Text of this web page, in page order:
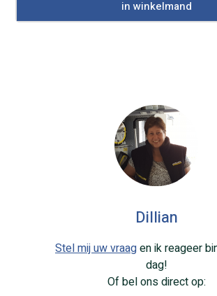
in winkelmand
Dillian
Stel mij uw vraagen ik reageer
dag!
Of bel ons direct op: